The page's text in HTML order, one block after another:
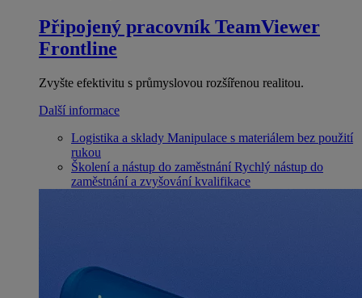
Připojený pracovník TeamViewer
Frontline
Zvyšte efektivitu s průmyslovou rozšířenou realitou.
Další informace
Logistika a sklady Manipulace s materiálem bez použití
rukou
Školení a nástup do zaměstnání Rychlý nástup do
zaměstnání a zvyšování kvalifikace